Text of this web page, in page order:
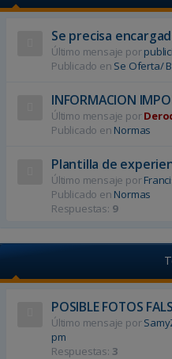
Se precisa
Último mensaje por
Publicado en Se Oferta/
INFORMACION
Último mensaje por
Publicado en Normas
Plantilla de
Último mensaje por
Publicado en Normas
Respuestas: 9
POSIBLE FOTOS
Último mensaje por
pm
Respuestas: 3